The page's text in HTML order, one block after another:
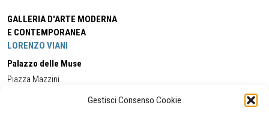
Gestisci Consenso Cookie
GALLERIA D'ARTE MODERNA
E CONTEMPORANEA
LORENZO VIANI
Palazzo delle Muse
Piazza Mazzini
Cell:+39 338 5714978 (orario apertura Galleria)